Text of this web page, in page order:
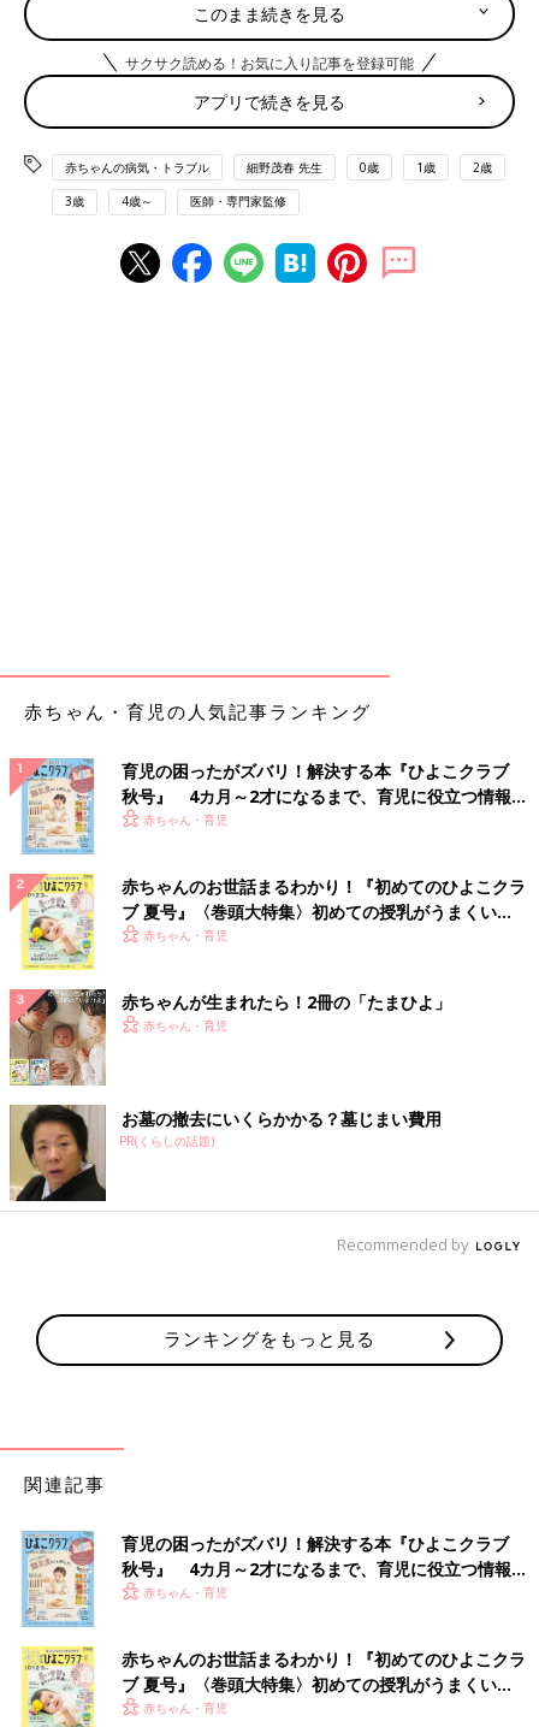
パパは多いと思います。赤ちゃんの頭の形をよ
くするのにはどうしたらいいのでしょうか。ま
た頭の形にあらわれる病気とは？ 自治医科大
学附属さいたま医療センター 周産期母子医療
センター センター長 細野茂春先生に話を聞
きました。細野先生は、同院で「乳児頭のかた
療法士などが集い頭蓋健診と治療に関する研究
を行う任意団体「日本頭蓋健診治療研究会」で
理事を務めています。
自治医科大学附属さいたま医療センターでは、新規
患者数が半年で140名に
アメリカでは赤ちゃんのヘルメット矯正治療は根づいています
が、日本ではまだ始まったばかり。細野先生が勤務する自治医科
大学附属さいたま医療センターでも、専門外来ができたのは
2021年10月のことです。
「赤ちゃんの頭の形が気になる」といって患者さんが来ているの
頭が変形していると、顔が左右非対称になったり、
その結果かみ合わせに影響することも
赤ちゃんの頭が変形していると、見た目の問題のように思われが
ちですが、実はさまざまな影響が出ることがわかっています。
――頭の変形には、いろいろなタイプがあるのでしょうか。
細野 赤ちゃんの頭の形のゆがみの総称を「位置的頭蓋変形」と
言います。その中で頭の前後が長いと「長頭症」。頭の左右が長
いと「短頭症」。頭の左右一方が斜めにゆがんでいると「斜頭」
と言います。向き癖による斜頭は後頭部に生じることが多いで
す。
――これらはすべて受診が必要なのでしょうか。
細野 ママやパパから見て、赤ちゃんの頭の形が気になるときは
う。耳の位置が左右で異なるのは、症状としては重いです。
また気になったときは、私たち医師が監修している「赤ちゃんの
頭のかたち測定アプリ」を使って頭のゆがみを測定する方法もあ
といいでしょう。
細野 頭の変形によって顔が左右非対称になることもあり、その
結果かみあわせに影響が出ることがあります。また体幹バランス
の乱れから、疲れやすくなることもあります。
たときに眼鏡のかけづらさからくる症状で困ることもあるでしょ
う。
このまま続きを見る
サクサク読める！お気に入り記事を登録可能
アプリで続きを見る
赤ちゃんの病気・トラブル 細野茂春 先生 0歳 1歳 2歳
3歳 4歳～ 医師・専門家監修
赤ちゃん・育児の人気記事ランキング
育児の困ったがズバリ！解決する本『ひよこクラブ
秋号』 4カ月～2才になるまで、育児に役立つ情報が
いっぱい！
赤ちゃん・育児
赤ちゃんのお世話まるわかり！『初めてのひよこクラ
ブ 夏号』〈巻頭大特集〉初めての授乳がうまくい
く！ おっぱい・ミルクの基本と夏のトラブル 解決テ
赤ちゃん・育児
赤ちゃんが生まれたら！2冊の「たまひよ」
赤ちゃん・育児
お墓の撤去にいくらかかる？墓じまい費用
PR(くらしの話題)
Recommended by
ランキングをもっと見る
関連記事
育児の困ったがズバリ！解決する本『ひよこクラブ
秋号』 4カ月～2才になるまで、育児に役立つ情報が
いっぱい！
赤ちゃん・育児
赤ちゃんのお世話まるわかり！『初めてのひよこクラ
ブ 夏号』〈巻頭大特集〉初めての授乳がうまくい
く！ おっぱい・ミルクの基本と夏のトラブル 解決テ
赤ちゃん・育児